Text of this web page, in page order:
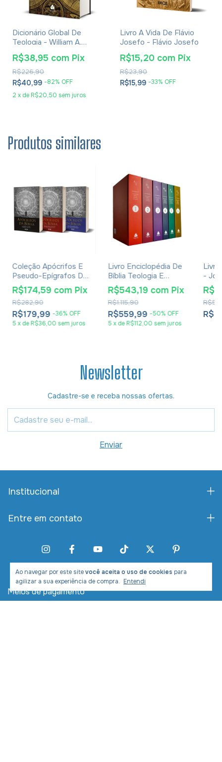
Ao navegar por este sitevocê aceita o uso de cookies para
agilizar a sua experiência de compra. Entendi
Dicionário Global De
Teologia - William A.
Dyrness
R$40,99 -82% OFF
2 x de R$20,50 sem juros
R$226,90
R$38,95 com Pix
Livro A Vida De Flávio
Josefo - Flávio Josefo
R$15,99 -33% OFF
R$23,90
R$15,20 com Pix
Produtos similares
Coleção Apócrifos E
Pseudo-Epígrafos Da
Bíblia
R$179,99 -36% OFF
R$282,90
R$174,59 com Pix
5 xdeR$36,00 sem juros
Livro Enciclopédia De
Bíblia Teologia E
Filosofia - R. N.
Champlin
R$559,99 -50% OFF
R$1.115,90
R$543,19 com Pix
5 xdeR$112,00 sem juros
-
Newsletter
Cadastre-se e receba nossas ofertas.
Institucional
Entre em contato
Meios de pagamento